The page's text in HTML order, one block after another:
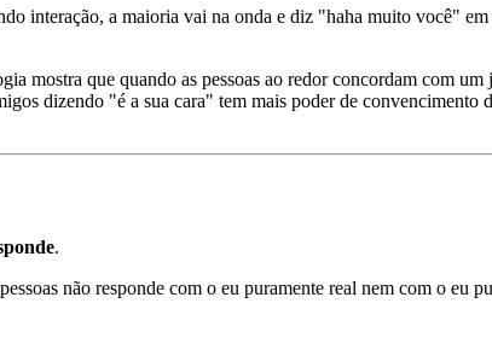
interação, a maioria vai na onda e diz "haha muito você"
mostra que quando as pessoas ao redor concordam com
dizendo "é a sua cara" tem mais poder de convencimento
.
não responde com o eu puramente real nem com o eu